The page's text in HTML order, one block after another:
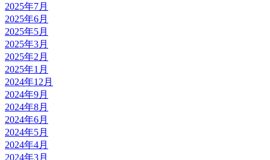
2025年7月
2025年6月
2025年5月
2025年3月
2025年2月
2025年1月
2024年12月
2024年9月
2024年8月
2024年6月
2024年5月
2024年4月
2024年3月